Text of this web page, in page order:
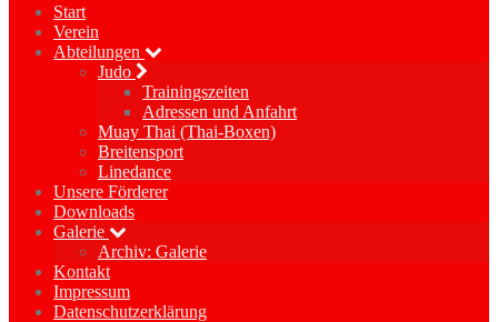
Start
Verein
Abteilungen
Judo
Trainingszeiten
Adressen und Anfahrt
Muay Thai (Thai-Boxen)
Breitensport
Linedance
Unsere Förderer
Downloads
Galerie
Archiv: Galerie
Kontakt
Impressum
Datenschutzerklärung